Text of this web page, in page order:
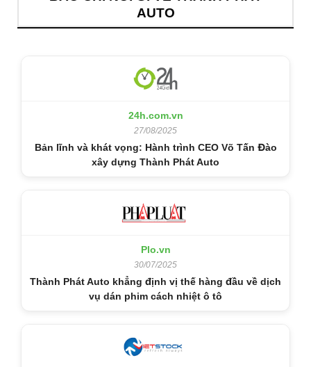
AUTO
24h.com.vn
27/08/2025
Bản lĩnh và khát vọng: Hành trình CEO Võ Tấn Đào
xây dựng Thành Phát Auto
Plo.vn
30/07/2025
Thành Phát Auto khẳng định vị thế hàng đầu về dịch
vụ dán phim cách nhiệt ô tô